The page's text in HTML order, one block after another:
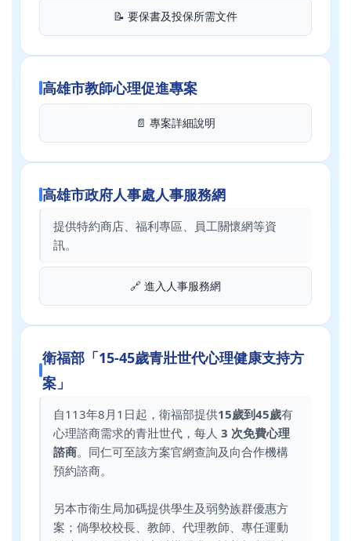
📝 要保書及投保所需文件
高雄市教師心理促進專案
📄 專案詳細說明
高雄市政府人事處人事服務網
提供特約商店、福利專區、員工關懷網等資
訊。
🔗 進入人事服務網
衛福部「15-45歲青壯世代心理健康支持方
案」
自113年8月1日起，衛福部提供15歲到45歲有
心理諮商需求的青壯世代，每人 3 次免費心理
諮商。同仁可至該方案官網查詢及向合作機構
預約諮商。
另本市衛生局加碼提供學生及弱勢族群優惠方
案；倘學校校長、教師、代理教師、專任運動